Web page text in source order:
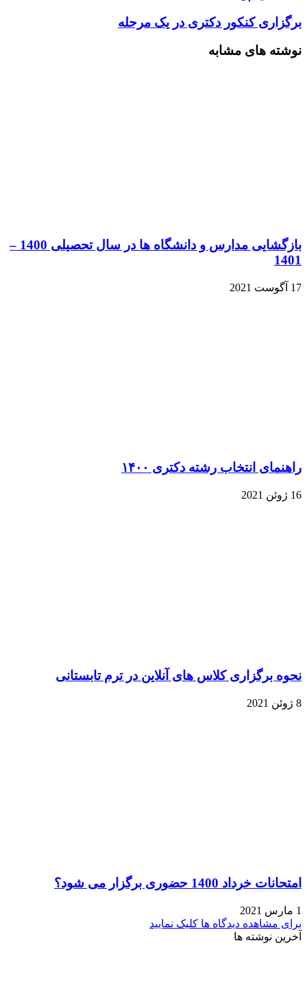
برای
ترجمه
سریع
با
برگزاری
کنکور
دکتری
در
برگزاری کنکور دکتری در یک مرحله
نوشته های مشابه
بازگشایی مدارس و دانشگاه ها در سال تحصیلی 1400 –
1401
17 آگوست 2021
راهنمای انتخاب رشته دکتری ۱۴۰۰
16 ژوئن 2021
نحوه برگزاری کلاس های آنلاین در ترم تابستانی
8 ژوئن 2021
امتحانات خرداد 1400 حضوری برگزار می شود؟
1 مارس 2021
برای مشاهده دیدگاه ها کلیک نمایید
آخرین نوشته ها